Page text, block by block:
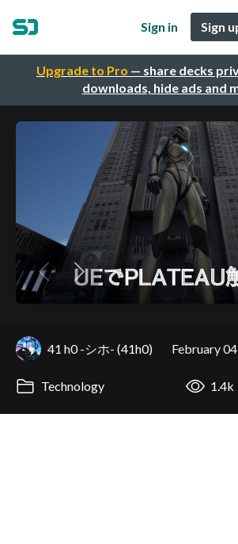
Upgrade to Pro — share decks
downloads, hide ads and
Sign in Sign
41 h0 -シホ- (‪41h0‬) February
Technology 1.4k